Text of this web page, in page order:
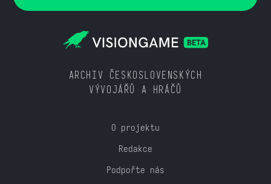
ARCHIV ČESKOSLOVENSKÝCH
VÝVOJÁŘŮ A HRÁČŮ
O projektu
Redakce
Podpořte nás